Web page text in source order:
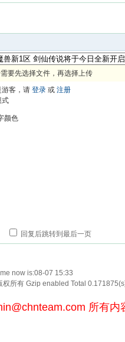
要先选择文件，再选择上传
游客，请 登录 或 注册
式
颜色
回复后跳转到最后一页
now is:08-07 15:33
权所有 Gzip enabled Total
所有内